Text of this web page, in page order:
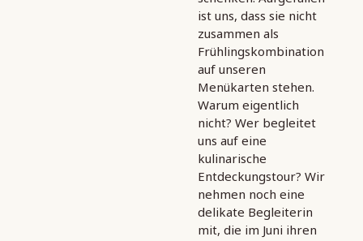
ist uns, dass sie nicht
zusammen als
Frühlingskombination
auf unseren
Menükarten stehen.
Warum eigentlich
nicht? Wer begleitet
uns auf eine
kulinarische
Entdeckungstour? Wir
nehmen noch eine
delikate Begleiterin
mit, die im Juni ihren